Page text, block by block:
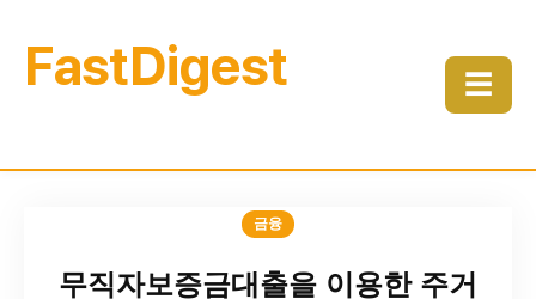
FastDigest ☰
금융
무직자보증금대출을 이용한 주거